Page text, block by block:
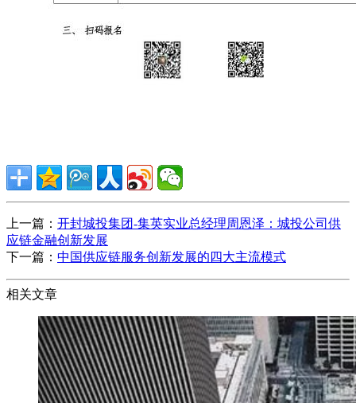
上一篇： 开封城投集团-集英实业总经理周恩泽：城投公司供
应链金融创新发展
下一篇： 中国供应链服务创新发展的四大主流模式
相关文章